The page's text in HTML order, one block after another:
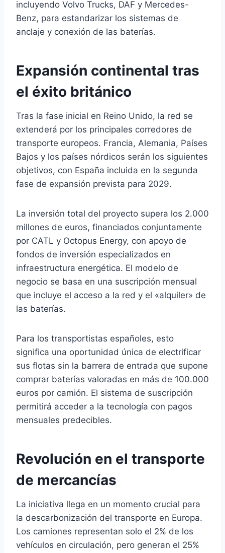
incluyendo Volvo Trucks, DAF y Mercedes-
Benz, para estandarizar los sistemas de
anclaje y conexión de las baterías.
Expansión continental tras
el éxito británico
Tras la fase inicial en Reino Unido, la red se
extenderá por los principales corredores de
transporte europeos. Francia, Alemania, Países
Bajos y los países nórdicos serán los siguientes
objetivos, con España incluida en la segunda
fase de expansión prevista para 2029.
La inversión total del proyecto supera los 2.000
millones de euros, financiados conjuntamente
por CATL y Octopus Energy, con apoyo de
fondos de inversión especializados en
infraestructura energética. El modelo de
negocio se basa en una suscripción mensual
que incluye el acceso a la red y el «alquiler» de
las baterías.
Para los transportistas españoles, esto
significa una oportunidad única de electrificar
sus flotas sin la barrera de entrada que supone
comprar baterías valoradas en más de 100.000
euros por camión. El sistema de suscripción
permitirá acceder a la tecnología con pagos
mensuales predecibles.
Revolución en el transporte
de mercancías
La iniciativa llega en un momento crucial para
la descarbonización del transporte en Europa.
Los camiones representan solo el 2% de los
vehículos en circulación, pero generan el 25%